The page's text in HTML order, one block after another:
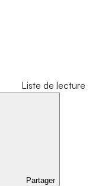
Liste de lecture
Partager